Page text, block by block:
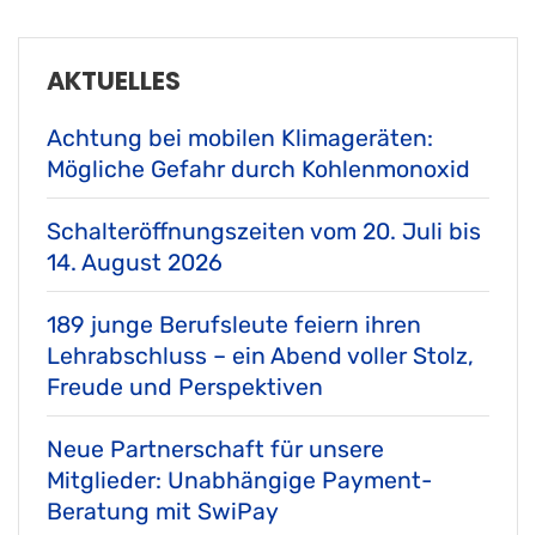
AKTUELLES
Achtung bei mobilen Klimageräten:
Mögliche Gefahr durch Kohlenmonoxid
Schalteröffnungszeiten vom 20. Juli bis
14. August 2026
189 junge Berufsleute feiern ihren
Lehrabschluss – ein Abend voller Stolz,
Freude und Perspektiven
Neue Partnerschaft für unsere
Mitglieder: Unabhängige Payment-
Beratung mit SwiPay